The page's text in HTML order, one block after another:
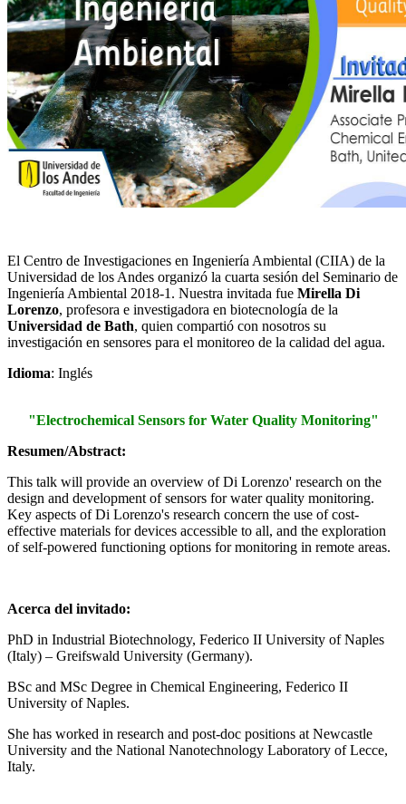
El Centro de Investigaciones en Ingeniería Ambiental (CIIA) de la
Universidad de los Andes organizó la cuarta sesión del Seminario de
Ingeniería Ambiental 2018-1. Nuestra invitada fue Mirella Di
Lorenzo, profesora e investigadora en biotecnología de la
Universidad de Bath, quien compartió con nosotros su
investigación en sensores para el monitoreo de la calidad del agua.
Idioma: Inglés
"Electrochemical Sensors for Water Quality Monitoring"
Resumen/Abstract:
This talk will provide an overview of Di Lorenzo' research on the
design and development of sensors for water quality monitoring.
Key aspects of Di Lorenzo's research concern the use of cost-
effective materials for devices accessible to all, and the exploration
of self-powered functioning options for monitoring in remote areas.
Acerca del invitado:
PhD in Industrial Biotechnology, Federico II University of Naples
(Italy) – Greifswald University (Germany).
BSc and MSc Degree in Chemical Engineering, Federico II
University of Naples.
She has worked in research and post-doc positions at Newcastle
University and the National Nanotechnology Laboratory of Lecce,
Italy.